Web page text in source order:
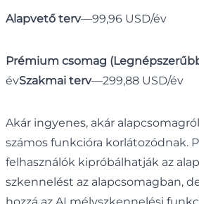
Alapvető terv—99,96 USD/év
Prémium csomag
évSzakmai terv—299,88 USD/év
Akár ingyenes, akár
számos funkcióra korlátozódnak.
felhasználók kipróbálhatják az
szkennelést az alapcsomagban,
hozzá az AI mélyszkennelési